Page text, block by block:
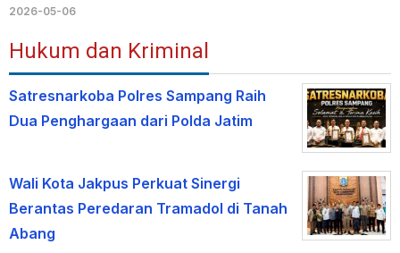
2026-05-06
Hukum dan Kriminal
Satresnarkoba Polres Sampang Raih
Dua Penghargaan dari Polda Jatim
Wali Kota Jakpus Perkuat Sinergi
Berantas Peredaran Tramadol di Tanah
Abang